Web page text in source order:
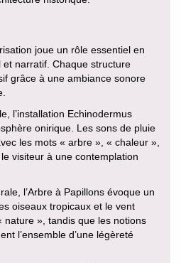
joue un rôle essentiel en
narratif. Chaque structure
grâce à une ambiance sonore
l’installation Echinodermus
onirique. Les sons de pluie
les mots « arbre », « chaleur »,
visiteur à une contemplation
l’Arbre à Papillons évoque un
oiseaux tropicaux et le vent
nature », tandis que les notions
l’ensemble d’une légèreté